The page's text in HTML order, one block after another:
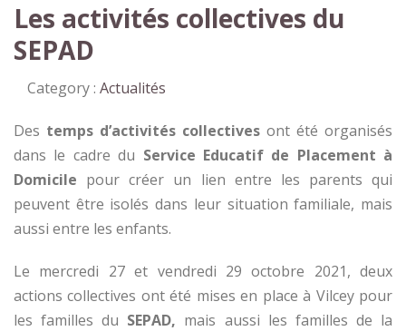
Les activités collectives du
SEPAD
Category : Actualités
Des temps d’activités collectives ont été organisés
dans le cadre du Service Educatif de Placement à
Domicile pour créer un lien entre les parents qui
peuvent être isolés dans leur situation familiale, mais
aussi entre les enfants.
Le mercredi 27 et vendredi 29 octobre 2021, deux
actions collectives ont été mises en place à Vilcey pour
les familles du SEPAD, mais aussi les familles de la